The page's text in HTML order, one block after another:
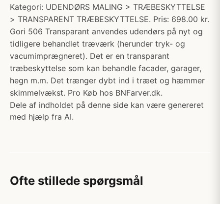
Kategori: UDENDØRS MALING > TRÆBESKYTTELSE
> TRANSPARENT TRÆBESKYTTELSE. Pris: 698.00 kr.
Gori 506 Transparant anvendes udendørs på nyt og
tidligere behandlet træværk (herunder tryk- og
vacumimprægneret). Det er en transparant
træbeskyttelse som kan behandle facader, garager,
hegn m.m. Det trænger dybt ind i træet og hæmmer
skimmelvækst. Pro Køb hos BNFarver.dk.
Dele af indholdet på denne side kan være genereret
med hjælp fra AI.
Ofte stillede spørgsmål